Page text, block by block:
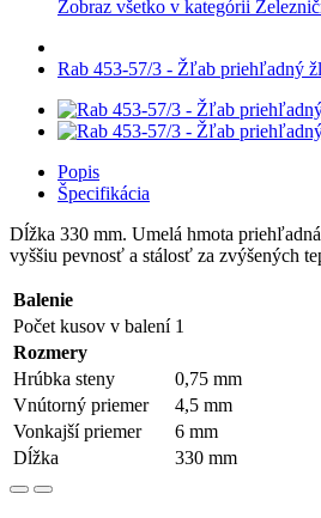
Zobraz všetko v kategórii
Rab 453-57/3 - Žľab priehľadný
Popis
Špecifikácia
Dĺžka 330 mm. Umelá hmota
vyššiu pevnosť a stálosť za zvýšených
Balenie
Počet kusov v balení 1
Rozmery
Hrúbka steny
0,75 mm
Vnútorný priemer
4,5 mm
Vonkajší priemer
6 mm
Dĺžka
330 mm